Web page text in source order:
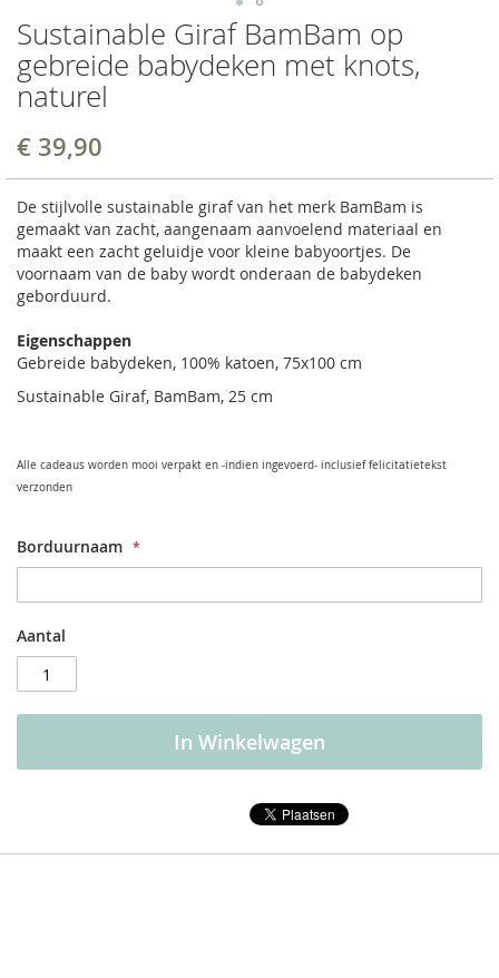
Sustainable Giraf BamBam op
gebreide babydeken met knots,
naturel
€ 39,90
De stijlvolle sustainable giraf van het merk BamBam is
gemaakt van zacht, aangenaam aanvoelend materiaal en
maakt een zacht geluidje voor kleine babyoortjes. De
voornaam van de baby wordt onderaan de babydeken
geborduurd.
Eigenschappen
Gebreide babydeken, 100% katoen, 75x100 cm
Sustainable Giraf, BamBam, 25 cm
Alle cadeaus worden mooi verpakt en -indien ingevoerd- inclusief felicitatietekst
verzonden
Borduurnaam
Aantal
In Winkelwagen